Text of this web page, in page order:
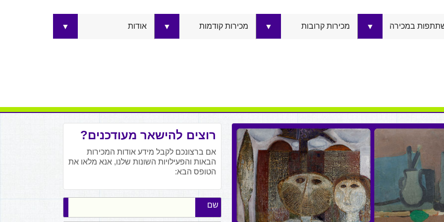
במכירה ▼ מכירות קרובות ▼ מכירות קודמות ▼ אודות ▼
רוצים להישאר מעודכנים?
אם ברצונכם לקבל מידע אודות המכירות
הבאות והפעילויות השונות שלנו, אנא מלאו את
הטופס הבא:
שם